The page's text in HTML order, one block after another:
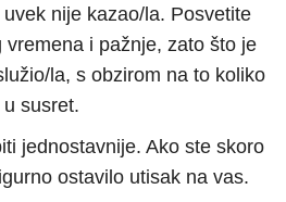
nije kazao/la. Posvetite
vremena i pažnje, zato što je
la, s obzirom na to koliko
susret.
jednostavnije. Ako ste skoro
ostavilo utisak na vas.